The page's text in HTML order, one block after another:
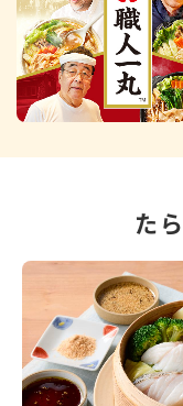
た